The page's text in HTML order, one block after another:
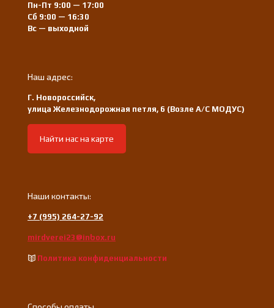
Пн-Пт 9:00 — 17:00
Сб 9:00 — 16:30
Вс — выходной
Наш адрес:
Г. Новороссийск,
улица Железнодорожная петля, 6 (Возле А/С МОДУС)
Найти нас на карте
Наши контакты:
+7 (995) 264-27-92
mirdverei23@inbox.ru
Политика конфиденциальности